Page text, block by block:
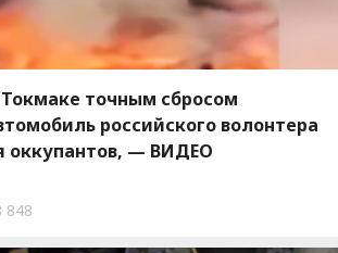
точным сбросом
российского волонтера
оккупантов, — ВИДЕО
848